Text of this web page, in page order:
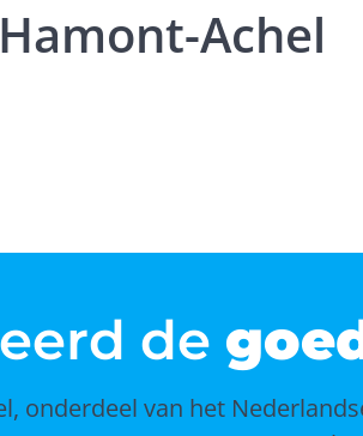
Achel
de
onderdeel van het